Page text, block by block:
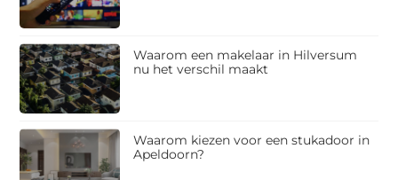
Waarom een makelaar in Hilversum
nu het verschil maakt
Waarom kiezen voor een stukadoor in
Apeldoorn?